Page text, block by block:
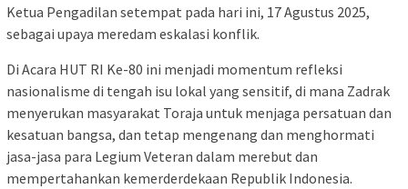
Ketua Pengadilan setempat pada hari ini, 17 Agustus 2025,
sebagai upaya meredam eskalasi konflik.
Di Acara HUT RI Ke-80 ini menjadi momentum refleksi
nasionalisme di tengah isu lokal yang sensitif, di mana Zadrak
menyerukan masyarakat Toraja untuk menjaga persatuan dan
kesatuan bangsa, dan tetap mengenang dan menghormati
jasa-jasa para Legium Veteran dalam merebut dan
mempertahankan kemerderdekaan Republik Indonesia.